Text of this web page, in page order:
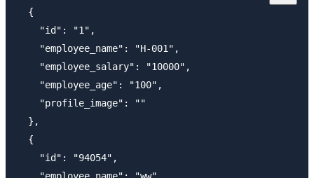
  {
    "id": "1",
    "employee_name": "H-001",
    "employee_salary": "10000",
    "employee_age": "100",
    "profile_image": ""
  },
  {
    "id": "94054",
    "employee_name": "ww",